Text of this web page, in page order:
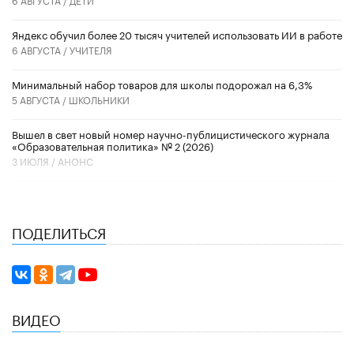
​Яндекс обучил более 20 тысяч учителей использовать ИИ в работе
6 АВГУСТА /УЧИТЕЛЯ
Минимальный набор товаров для школы подорожал на 6,3%
5 АВГУСТА / ШКОЛЬНИКИ
Вышел в свет новый номер научно-публицистического журнала
«Образовательная политика» № 2 (2026)
3 ИЮЛЯ / АНОНС
ПОДЕЛИТЬСЯ
ВИДЕО